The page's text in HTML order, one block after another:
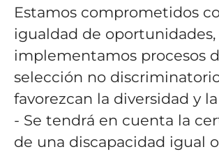
Estamos comprometidos
igualdad de oportunidades,
implementamos procesos
selección no
favorezcan la diversidad y
- Se tendrá en cuenta la
de una discapacidad igual